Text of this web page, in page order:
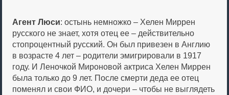
Агент Люси: остынь немножко – Хелен Миррен
русского не знает, хотя отец ее – действительно
стопроцентный русский. Он был привезен в Англию
в возрасте 4 лет – родители эмигрировали в 1917
году. И Леночкой Мироновой актриса Хелен Миррен
была только до 9 лет. После смерти деда ее отец
поменял и свои ФИО, и дочери – чтобы не выглядеть